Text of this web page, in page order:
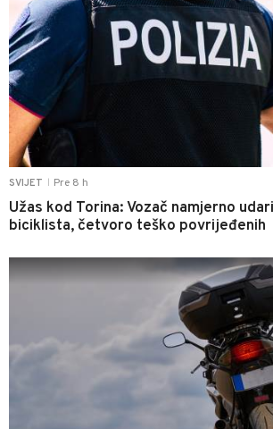
SVIJET Pre 8 h
Užas kod Torina: Vozač namjerno
biciklista, četvoro teško povrijeđenih